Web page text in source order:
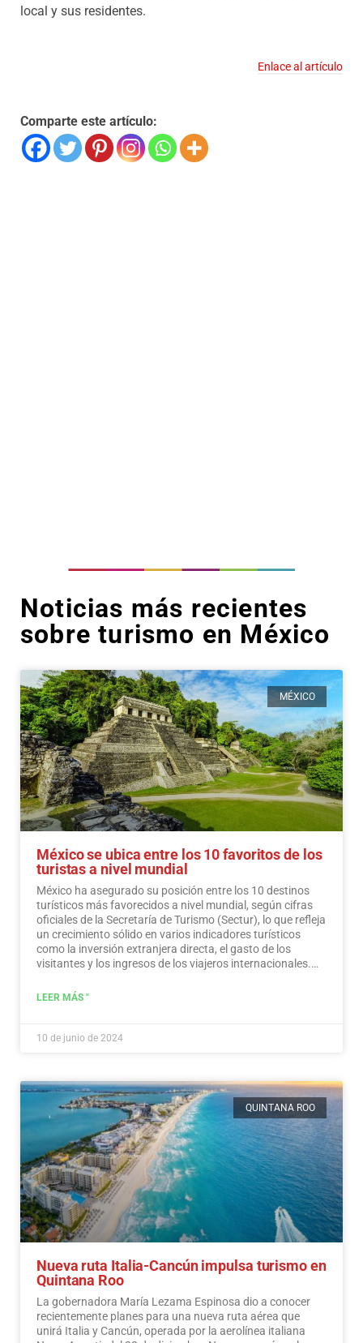
local y sus residentes.
Enlace al artículo
Comparte este artículo:
Noticias más recientes
sobre turismo en México
MÉXICO
México se ubica entre los 10 favoritos de los
turistas a nivel mundial
México ha asegurado su posición entre los 10 destinos
turísticos más favorecidos a nivel mundial, según cifras
oficiales de la Secretaría de Turismo (Sectur), lo que refleja
un crecimiento sólido en varios indicadores turísticos
como la inversión extranjera directa, el gasto de los
visitantes y los ingresos de los viajeros internacionales.…
LEER MÁS "
10 de junio de 2024
QUINTANA ROO
Nueva ruta Italia-Cancún impulsa turismo en
Quintana Roo
La gobernadora María Lezama Espinosa dio a conocer
recientemente planes para una nueva ruta aérea que
unirá Italia y Cancún, operada por la aerolínea italiana